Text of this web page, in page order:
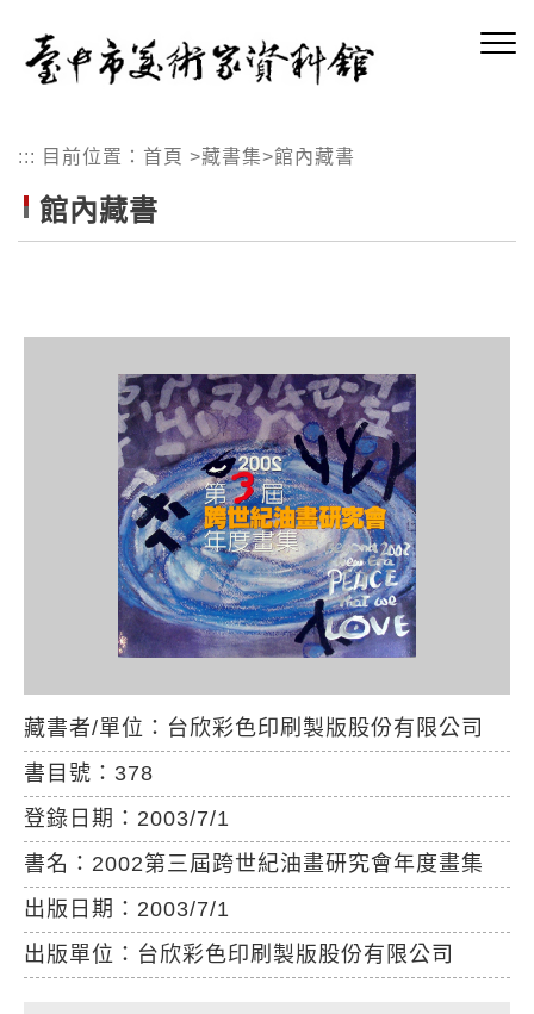
::: 目前位置： 首頁 >藏書集>館內藏書
館內藏書
藏書者/單位： 台欣彩色印刷製版股份有限公司
書目號： 378
登錄日期： 2003/7/1
書名： 2002第三屆跨世紀油畫研究會年度畫集
出版日期： 2003/7/1
出版單位： 台欣彩色印刷製版股份有限公司